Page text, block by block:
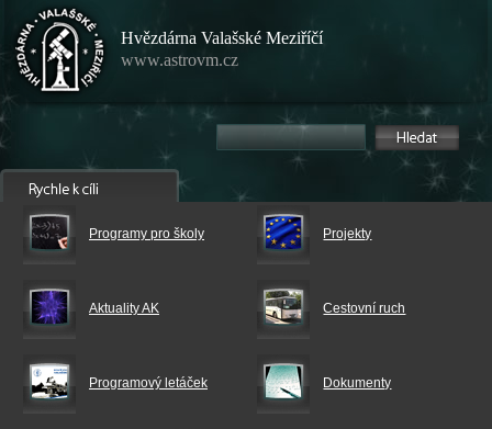
Hvězdárna Valašské Meziříčí
www.astrovm.cz
Programy pro školy Projekty
Aktuality AK Cestovní ruch
Programový letáček Dokumenty